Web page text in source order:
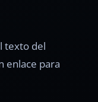
texto del
enlace para